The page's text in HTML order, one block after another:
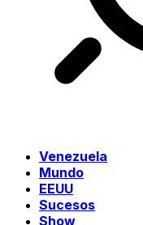
Venezuela
Mundo
EEUU
Sucesos
Show